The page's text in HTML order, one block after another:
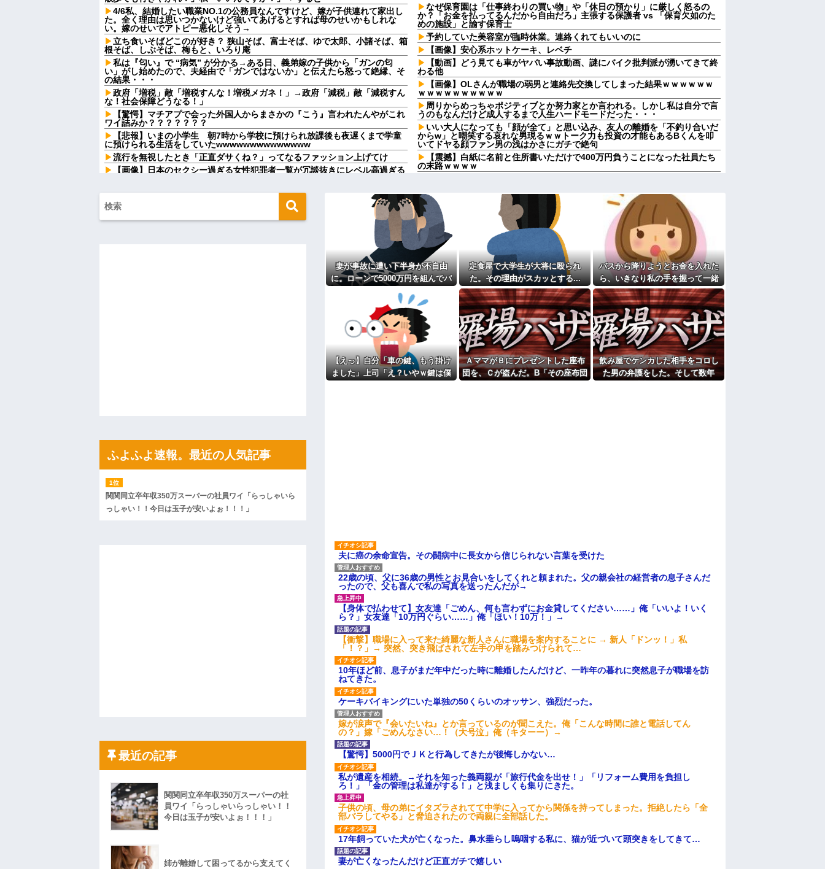
4/6私、結婚したい職業NO.1の公務員なんですけど、嫁が子供連れて家出し
た。全く理由は思いつかないけど強いてあげるとすれば母のせいかもしれな
い。嫁のせいでアトピー悪化しそう→
立ち食いそばどこのが好き？ 狭山そば、富士そば、ゆで太郎、小諸そば、箱
根そば、しぶそば、梅もと、いろり庵
私は『匂い』で “病気” が分かる→ある日、義弟嫁の子供から「ガンの匂
い」がし始めたので、夫経由で「ガンではないか」と伝えたら怒って絶縁、そ
の結果・・・
政府「増税」敵「増税すんな！増税メガネ！」→政府「減税」敵「減税すん
な！社会保障どうなる！」
【驚愕】マチアプで会った外国人からまさかの『こう』言われたんやがこれ
ワイ詰みか？？？？？？？
【悲報】いまの小学生 朝7時から学校に預けられ放課後も夜遅くまで学童
に預けられる生活をしていたwwwwwwwwwwwwww
流行を無視したとき「正直ダサくね？」ってなるファッション上げてけ
【画像】日本のセクシー過ぎる女性犯罪者一覧が冗談抜きにレベル高過ぎる
私「その格好で出るの…？」新郎いとこ姉妹「何か問題ある？」→結婚式当
日に感じた違和感が最後まで消えなくて…
甲子園を観ていたトメが慶応校を「生まれつきなんでも持ってて狡い、勝ち
星は田舎の貧乏人に譲れ」と罵倒した
給食着はすごいニオイのときある。アイロンあてたときにむせ込むほどにク
Aママ「この辺に住んでるの？旦那さんってお医者さん？」私「違いますけ
我が子と同じ名前をつけた後輩嫁。喜んでいたはずなのに、突然子供を拒絶
中1の息子が上級生にイジメに遭っているらしい。「男なんだから一発殴っ
死ねだのクソ親父だのうるさかった反抗期の娘が托卵だったことが発覚。嫁
ハードオフに売っていた4万4000円のフィギュアがヤバすぎるｗｗｗｗｗｗ
私「ちょっと、人の家の金庫触らないでよ！」キチママ『そこに金庫があっ
んだ！降りてこいよ！」と怒鳴りだし...
【衝撃】報酬100万円超の治験募集がこちらｗｗｗｗｗ(※画像あり)
【愕然】白のクラウン俺氏、高速道路左車線を制限速度で走った結果
wwwwwwwwwwww
百年の恋12-899 食べた量を張り合ってくる
なぜ保育園は「仕事終わりの買い物」や「休日の預かり」に厳しく怒るの
か？「お金を払ってるんだから自由だろ」主張する保護者 vs 「保育欠如のた
めの施設」と諭す保育士
予約していた美容室が臨時休業。連絡くれてもいいのに
【画像】安心系ホットケーキ、レベチ
【動画】どう見ても車がヤバい事故動画、謎にバイク批判派が湧いてきて終
わる他
【画像】OLさんが職場の弱男と連絡先交換してしまった結果ｗｗｗｗｗｗ
ｗｗｗｗｗｗｗｗｗｗ
周りからめっちゃポジティブとか努力家とか言われる。しかし私は自分で言
うのもなんだけど成人するまで人生ハードモードだった・・・
いい大人になっても「顔が全て」と思い込み、友人の離婚を「不釣り合いだ
からw」と嘲笑する哀れな男現るｗｗトーク力も投資の才能もあるBくんを叩
いてドヤる顔ファン男の浅はかさにガチで絶句
【震撼】白紙に名前と住所書いただけで400万円負うことになった社員たち
の末路ｗｗｗｗ
戻ってこない…
【トラウマ】映画・特撮・アニメ・漫画・ゲームで「主人公がガチで敗北し
た回」と聞いて真っ先に思い浮かぶのは？
「私さんはプロだから」障害のある甥を私に預けようとする義兄嫁、甥を溺
愛し勝手に預かってしまう夫。義兄に叱ってもらっても「兄貴より俺になつい
てるのが面白くないのかな」だって
二週間前に拾った迷い猫(2ヶ月) 上手く撮らせてくれないのでピンボケです
が【再】
長年付き合いがある温和だった友人がとんでもなくキレた
ウトのセクハラを夫に泣いて訴えても「いいじゃないかそのくらい。我慢し
てたらご褒美あげるから」と迫られた。夫が気持ち悪くて悲鳴をあげたら「う
るさい」とグーで殴られた
アタシ何歳に見える？って誘い受け風の事言うゴミってまだ生存してるよね
～
嫁の料理がクソまずい。昨日の献立はサラダ、しょっぱいメイン、汁物、ご
飯だけ・・・
主な税金の成り立ちを調べてみたよ
妻が事故に遭い下半身が不自由
に。ローンで5000万円を組んでバ
リアフリーの家を建てた。だが俺
には作戦があった
定食屋で大学生が大将に殴られ
た。その理由がスカッとする...
バスから降りようとお金を入れた
ら、いきなり私の手を握って一緒
に降りようとする子供がいた。手
をほどこうとしても放してくれ
ず...
【えっ】自分「車の鍵、もう掛け
ました」上司「え？いやｗ鍵は僕
ＡママがＢにプレゼントした座布
団を、Ｃが盗んだ。B「その座布団
飲み屋でケンカした相手をコロし
た男の弁護をした。そして数年
夫に癌の余命宣告。その闘病中に長女から信じられない言葉を受けた
22歳の頃、父に36歳の男性とお見合いをしてくれと頼まれた。父の親会社の経営者の息子さんだ
ったので、父も喜んで私の写真を送ったんだが→
【身体で払わせて】女友達「ごめん、何も言わずにお金貸してください……」俺「いいよ！いく
ら？」女友達「10万円ぐらい……」俺「ほい！10万！」→
【衝撃】職場に入って来た綺麗な新人さんに職場を案内することに → 新人「ドンッ！」私
「！？」→ 突然、突き飛ばされて左手の甲を踏みつけられて…
10年ほど前、息子がまだ年中だった時に離婚したんだけど、一昨年の暮れに突然息子が職場を訪
ねてきた。
ケーキバイキングにいた単独の50くらいのオッサン、強烈だった。
嫁が涙声で『会いたいね』とか言っているのが聞こえた。俺「こんな時間に誰と電話してん
の？」嫁「ごめんなさい…！（大号泣」俺（キターー）→
【驚愕】5000円でＪＫと行為してきたが後悔しかない…
私が遺産を相続。→それを知った義両親が「旅行代金を出せ！」「リフォーム費用を負担し
ろ！」「金の管理は私達がする！」と浅ましくも集りにきた。
子供の頃、母の弟にイタズラされてて中学に入ってから関係を持ってしまった。拒絶したら「全
部バラしてやる」と脅迫されたので両親に全部話した。
17年飼っていた犬が亡くなった。鼻水垂らし嗚咽する私に、猫が近づいて頭突きをしてきて…
妻が亡くなったんだけど正直ガチで嬉しい
ふよふよ速報。最近の人気記事
関関同立卒年収350万スーパーの社員ワイ「らっしゃいら
っしゃい！！今日は玉子が安いよぉ！！！」
最近の記事
関関同立卒年収350万スーパーの社
員ワイ「らっしゃいらっしゃい！！
今日は玉子が安いよぉ！！！」
姉が離婚して困ってるから支えてく